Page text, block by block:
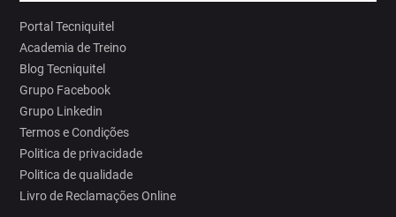
Portal Tecniquitel
Academia de Treino
Blog Tecniquitel
Grupo Facebook
Grupo Linkedin
Termos e Condições
Politica de privacidade
Politica de qualidade
Livro de Reclamações Online